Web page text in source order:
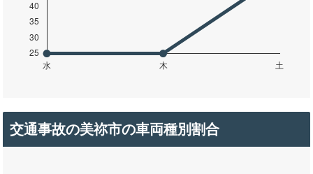
交通事故の美祢市の車両種別割合